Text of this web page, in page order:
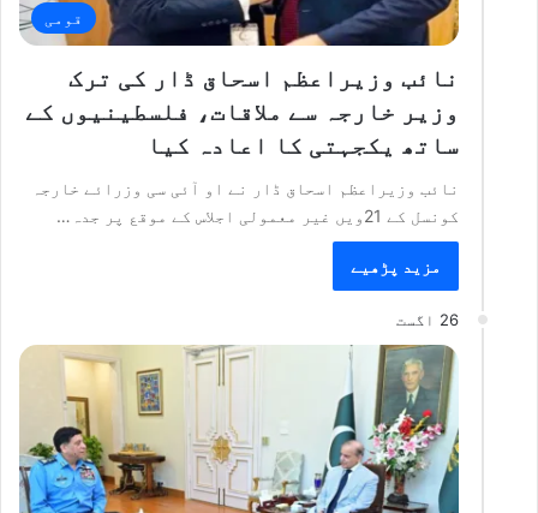
قومی
نائب وزیراعظم اسحاق ڈار کی ترک
وزیر خارجہ سے ملاقات، فلسطینیوں کے
ساتھ یکجہتی کا اعادہ کیا
نائب وزیراعظم اسحاق ڈار نے او آئی سی وزرائے خارجہ
کونسل کے 21ویں غیر معمولی اجلاس کے موقع پر جدہ…
مزید پڑھیے
26 اگست